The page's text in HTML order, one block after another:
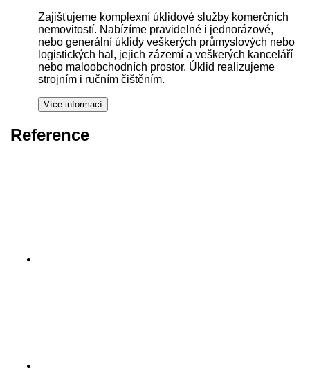
Zajišťujeme komplexní úklidové služby komerčních
nemovitostí. Nabízíme pravidelné i jednorázové,
nebo generální úklidy veškerých průmyslových nebo
logistických hal, jejich zázemí a veškerých kanceláří
nebo maloobchodních prostor. Úklid realizujeme
strojním i ručním čištěním.
Reference